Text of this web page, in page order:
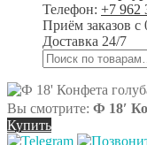
Телефон: +7 962
Приём заказов с
Доставка 24/7
Искать:
Вы смотрите: Ф 18′
Купить